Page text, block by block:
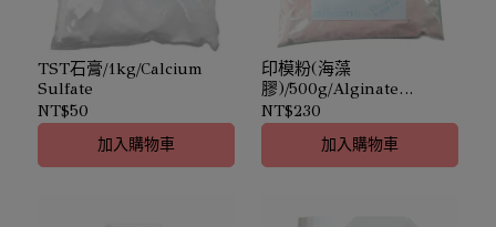
TST石膏/1kg/Calcium
Sulfate
NT$50
加入購物車
印模粉(海藻
膠)/500g/Alginate
Impression Material
NT$230
加入購物車